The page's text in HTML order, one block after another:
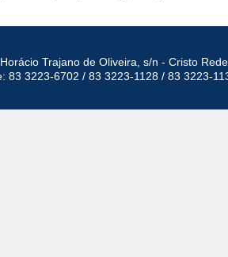
Trajano de Oliveira, s/n - Cristo
83 3223-6702 / 83 3223-1128 / 83 3223-